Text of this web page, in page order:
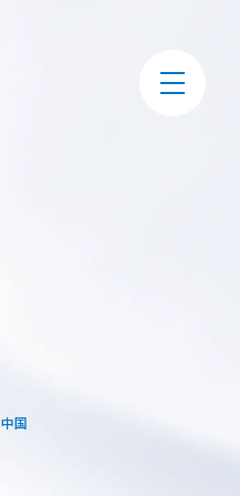
中国